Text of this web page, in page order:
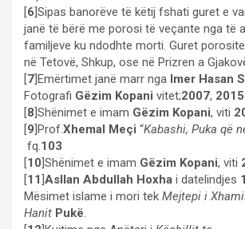
[6]Sipas banorëve të këtij fshati guret e
janë të bërë me porosi të veçante nga të
familjeve ku ndodhte morti. Guret
në Tetovë, Shkup, ose në Prizren a
[7]Emërtimet janë marr nga Imer Hasan
Fotografi Gëzim Kopani vitet;2007, 2015.
[8]Shënimet e imam Gëzim Kopani, viti
[9]Prof.Xhemal Meçi “Kabashi, Puka që
fq.103
[10]Shënimet e imam Gëzim Kopani, viti
[11]Asllan Abdullah Hoxha i datelindjes
Mësimet islame i mori tek Mejtepi i
Hanit Pukë.